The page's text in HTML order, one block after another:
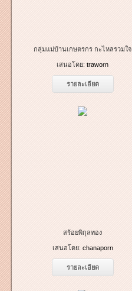
กลุ่มแม่บ้านเกษตรกร กะไหลรวมใจ
เสนอโดย: traworn
รายละเอียด
สร้อยพิกุลทอง
เสนอโดย: chanaporn
รายละเอียด